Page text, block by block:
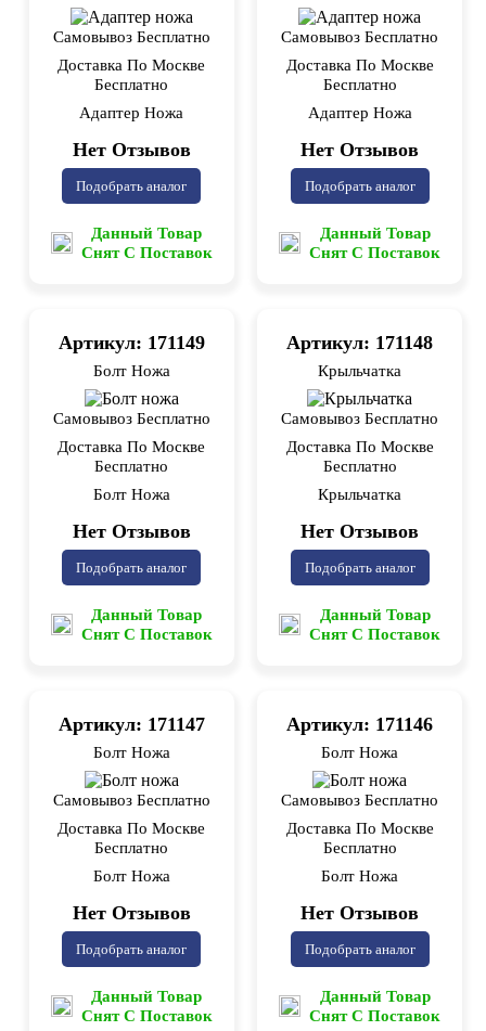
Самовывоз Бесплатно
Доставка По Москве
Бесплатно
Адаптер Ножа
Нет Отзывов
Подобрать аналог
Данный Товар
Снят С Поставок
Самовывоз Бесплатно
Доставка По Москве
Бесплатно
Адаптер Ножа
Нет Отзывов
Подобрать аналог
Данный Товар
Снят С Поставок
Артикул: 171149
Болт Ножа
Самовывоз Бесплатно
Доставка По Москве
Бесплатно
Болт Ножа
Нет Отзывов
Подобрать аналог
Данный Товар
Снят С Поставок
Артикул: 171148
Крыльчатка
Самовывоз Бесплатно
Доставка По Москве
Бесплатно
Крыльчатка
Нет Отзывов
Подобрать аналог
Данный Товар
Снят С Поставок
Артикул: 171147
Болт Ножа
Самовывоз Бесплатно
Доставка По Москве
Бесплатно
Болт Ножа
Нет Отзывов
Подобрать аналог
Данный Товар
Снят С Поставок
Артикул: 171146
Болт Ножа
Самовывоз Бесплатно
Доставка По Москве
Бесплатно
Болт Ножа
Нет Отзывов
Подобрать аналог
Данный Товар
Снят С Поставок